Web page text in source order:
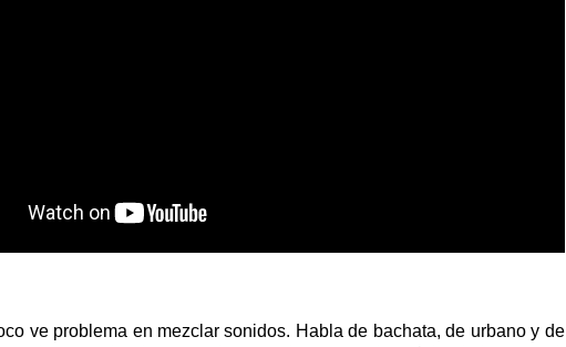
ve problema en mezclar sonidos. Habla de bachata, de urbano y de